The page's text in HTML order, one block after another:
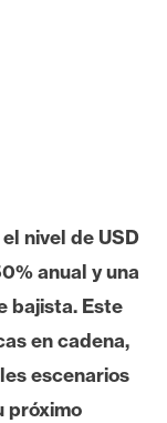
nivel de USD
anual y una
bajista. Este
en cadena,
escenarios
próximo